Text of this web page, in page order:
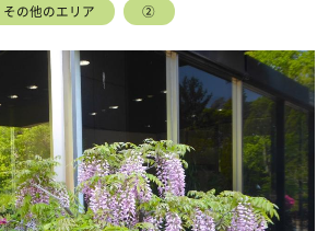
その他のエリア ②